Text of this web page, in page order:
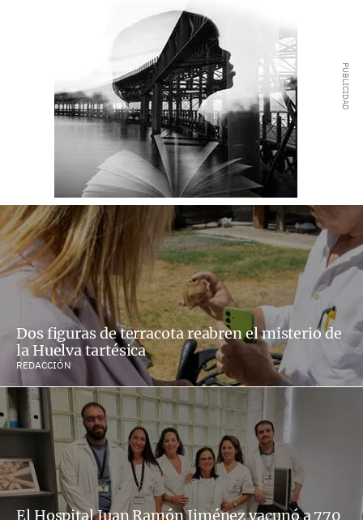
Dos figuras de terracota reabren el misterio de
la Huelva tartésica
REDACCIÓN
El Hospital Juan Ramón Jiménez vacunó a 770